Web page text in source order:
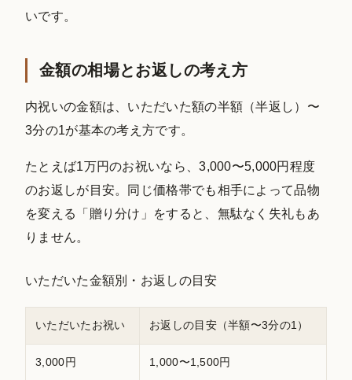
いです。
金額の相場とお返しの考え方
内祝いの金額は、いただいた額の半額（半返し）〜
3分の1が基本の考え方です。
たとえば1万円のお祝いなら、3,000〜5,000円程度
のお返しが目安。同じ価格帯でも相手によって品物
を変える「贈り分け」をすると、無駄なく失礼もあ
りません。
いただいた金額別・お返しの目安
いただいたお祝い お返しの目安（半額〜3分の1）
3,000円 1,000〜1,500円